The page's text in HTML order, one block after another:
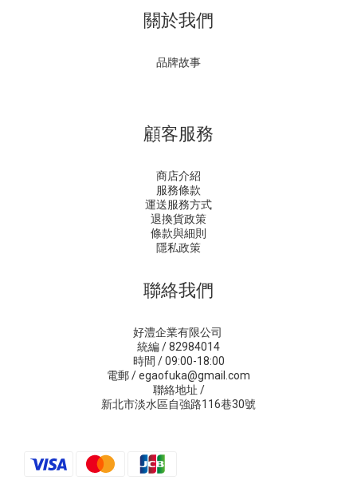
關於我們
品牌故事
顧客服務
商店介紹
服務條款
運送服務方式
退換貨政策
條款與細則
隱私政策
聯絡我們
好澧企業有限公司
統編 / 82984014
時間 / 09:00-18:00
電郵 / egaofuka@gmail.com
聯絡地址 /
新北市淡水區自強路116巷30號